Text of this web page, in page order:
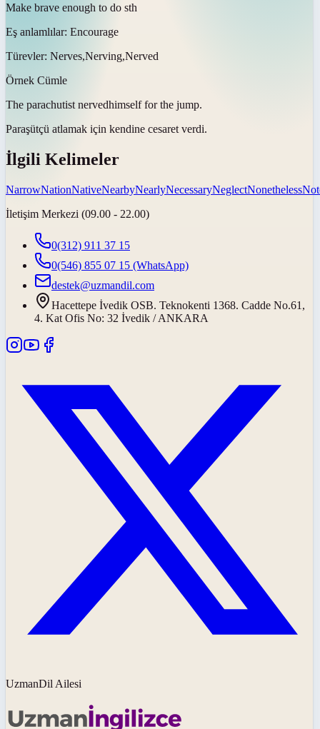
Make brave enough to do sth
Eş anlamlılar: Encourage
Türevler: Nerves,Nerving,Nerved
Örnek Cümle
The parachutist nervedhimself for the jump.
Paraşütçü atlamak için kendine cesaret verdi.
İlgili Kelimeler
NarrowNationNativeNearbyNearlyNecessaryNeglectNonetheless
İletişim Merkezi (09.00 - 22.00)
0(312) 911 37 15
0(546) 855 07 15 (WhatsApp)
destek@uzmandil.com
Hacettepe İvedik OSB. Teknokenti 1368. Cadde No.61,
4. Kat Ofis No: 32 İvedik / ANKARA
UzmanDil Ailesi